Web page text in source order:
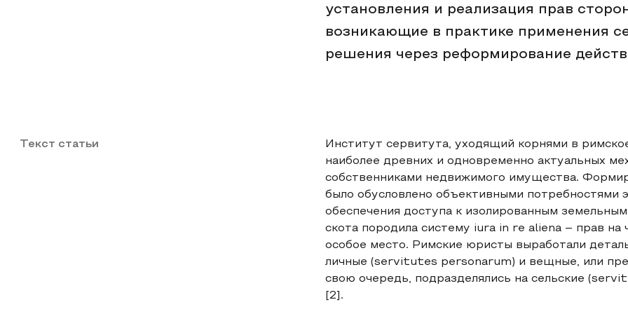
установления и реализация прав
возникающие в практике применения
решения через реформирование
Текст статьи
Институт сервитута, уходящий корнями в
наиболее древних и одновременно актуальных
собственниками недвижимого имущества.
было обусловлено объективными потребностями
обеспечения доступа к изолированным
скота породила систему iura in re aliena – прав
особое место. Римские юристы выработали
личные (servitutes personarum) и вещные, или
свою очередь, подразделялись на сельские
[2].